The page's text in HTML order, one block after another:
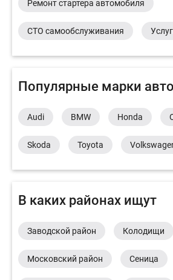
Ремонт стартера автомобиля
СТО самообслуживания
Популярные марки авто
Audi BMW Honda
Skoda Toyota
В каких районах ищут
Заводской район Колодищи
Московский район Сеница